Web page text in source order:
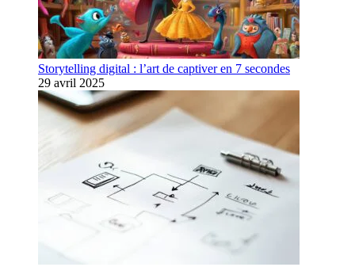
Storytelling digital : l’art de captiver en 7 secondes
29 avril 2025